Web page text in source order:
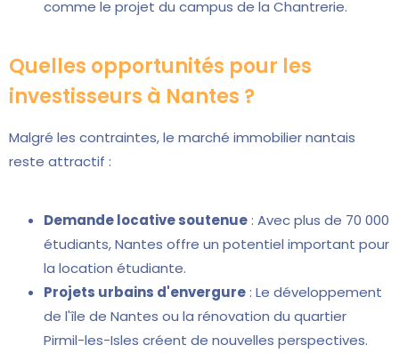
comme le projet du campus de la Chantrerie.
Quelles opportunités pour les
investisseurs à Nantes ?
Malgré les contraintes, le marché immobilier nantais
reste attractif :
Demande locative soutenue: Avec plus de 70 000
étudiants, Nantes offre un potentiel important pour
la location étudiante.
Projets urbains d'envergure: Le développement
de l'île de Nantes ou la rénovation du quartier
Pirmil-les-Isles créent de nouvelles perspectives.